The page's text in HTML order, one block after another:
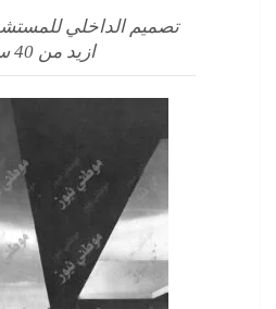
تصميم الداخلي
ازيد من 40 سرير